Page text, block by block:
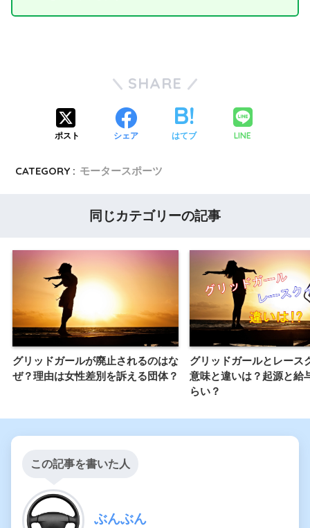
SHARE
ポスト シェア はてブ LINE
CATEGORY : モータースポーツ
同じカテゴリーの記事
グリッドガールが廃止されるのはな
ぜ？理由は女性差別を訴える団体？
グリッドガールとレース
意味と違いは？起源と給
らい？
この記事を書いた人
ぶんぶん